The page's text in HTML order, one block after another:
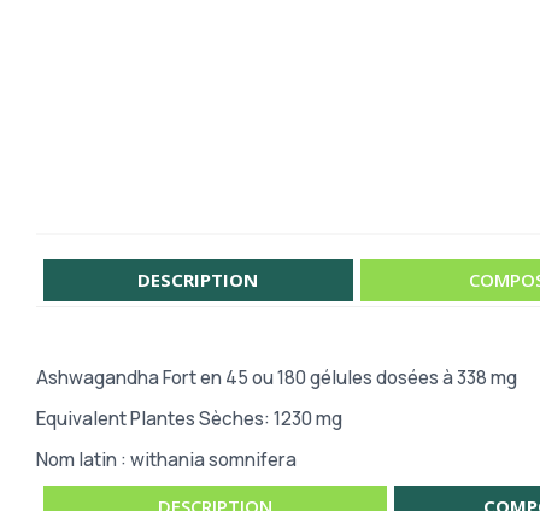
DESCRIPTION
Ashwagandha Fort en 45 ou 180 gélules dosées à 338 mg
Equivalent Plantes Sèches: 1230mg
Nom latin : withania somnifera
DESCRIPTION